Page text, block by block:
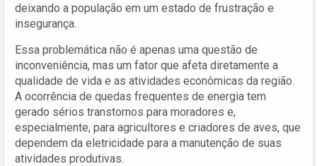
deixando a população em um estado de frustração e
insegurança.
Essa problemática não é apenas uma questão de
inconveniência, mas um fator que afeta diretamente a
qualidade de vida e as atividades econômicas da região.
A ocorrência de quedas frequentes de energia tem
gerado sérios transtornos para moradores e,
especialmente, para agricultores e criadores de aves, que
dependem da eletricidade para a manutenção de suas
atividades produtivas.